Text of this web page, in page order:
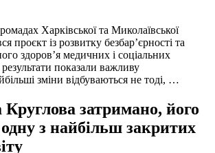
Харківської та Миколаївської
проєкт із розвитку безбар’єрності та
здоров’я медичних і соціальних
показали важливу
зміни відбуваються не тоді, …
затримано, його
з найбільш закритих